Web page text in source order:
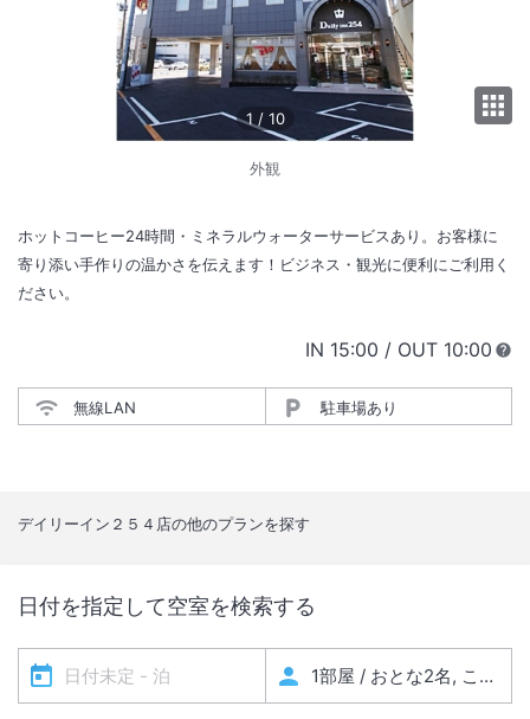
1 / 10
外観
ホットコーヒー24時間・ミネラルウォーターサービスあり。お客様に
寄り添い手作りの温かさを伝えます！ビジネス・観光に便利にご利用く
ださい。
IN チェックイン
15:00 / OUT チェック
10:00
無線LAN 駐車場あり
デイリーイン２５４店の他のプランを探す
日付を指定して空室を検索する